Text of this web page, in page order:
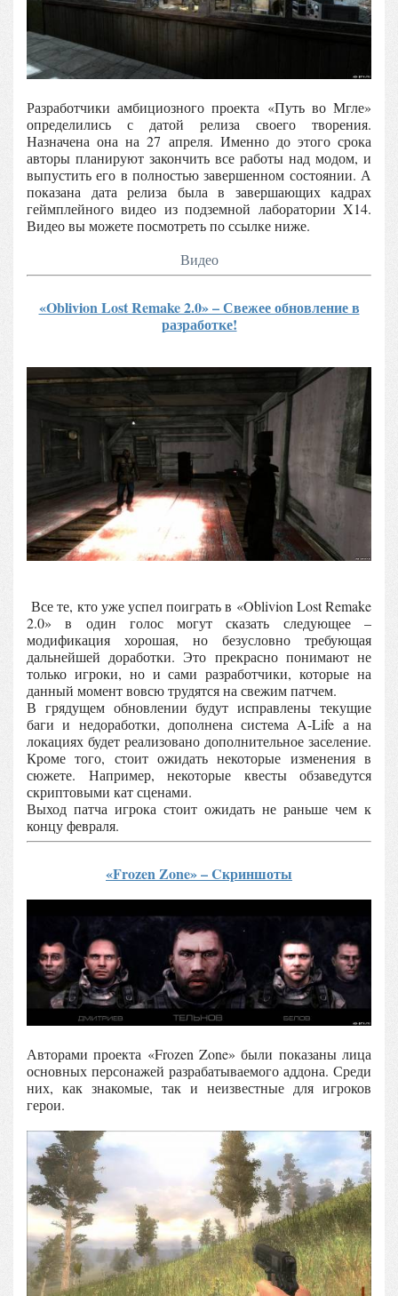
Разработчики амбициозного проекта «Путь во Мгле»
определились с датой релиза своего творения.
Назначена она на 27 апреля. Именно до этого срока
авторы планируют закончить все работы над модом, и
выпустить его в полностью завершенном состоянии. А
показана дата релиза была в завершающих кадрах
геймплейного видео из подземной лаборатории X14.
Видео вы можете посмотреть по ссылке ниже.
Видео
«Oblivion Lost Remake 2.0» – Свежее обновление в
разработке!
Все те, кто уже успел поиграть в «Oblivion Lost Remake
2.0» в один голос могут сказать следующее –
модификация хорошая, но безусловно требующая
дальнейшей доработки. Это прекрасно понимают не
только игроки, но и сами разработчики, которые на
данный момент вовсю трудятся на свежим патчем.
В грядущем обновлении будут исправлены текущие
баги и недоработки, дополнена система A-Life а на
локациях будет реализовано дополнительное заселение.
Кроме того, стоит ожидать некоторые изменения в
сюжете. Например, некоторые квесты обзаведутся
скриптовыми кат сценами.
Выход патча игрока стоит ожидать не раньше чем к
концу февраля.
«Frozen Zone» – Cкриншоты
Авторами проекта «Frozen Zone» были показаны лица
основных персонажей разрабатываемого аддона. Среди
них, как знакомые, так и неизвестные для игроков
герои.